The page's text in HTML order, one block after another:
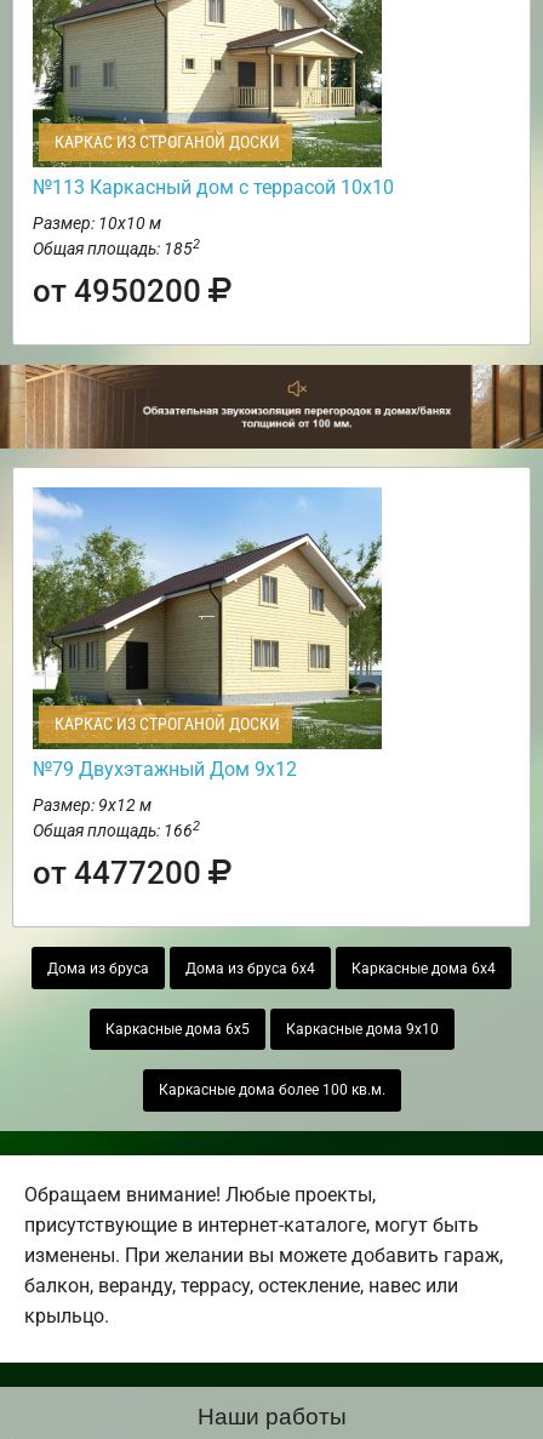
КАРКАС ИЗ СТРОГАНОЙ ДОСКИ
№113 Каркасный дом с террасой 10х10
Размер: 10х10 м
Общая площадь: 1852
от 4950200
КАРКАС ИЗ СТРОГАНОЙ ДОСКИ
№79 Двухэтажный Дом 9х12
Размер: 9х12 м
Общая площадь: 1662
от 4477200
Дома из бруса Дома из бруса 6х4 Каркасные дома 6х4
Каркасные дома 6х5 Каркасные дома 9х10
Каркасные дома более 100 кв.м.
Обращаем внимание! Любые проекты,
присутствующие в интернет-каталоге, могут быть
изменены. При желании вы можете добавить гараж,
балкон, веранду, террасу, остекление, навес или
крыльцо.
Наши работы